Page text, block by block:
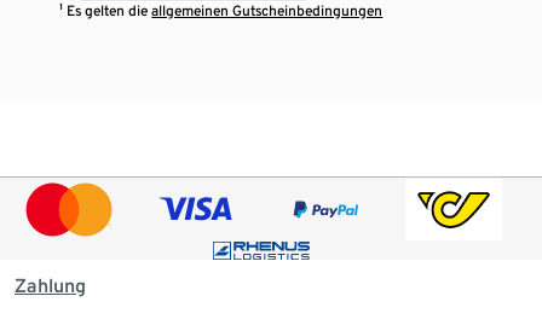
¹ Es gelten dieallgemeinen Gutscheinbedingungen
Zahlung